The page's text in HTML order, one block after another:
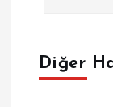
eDiğer